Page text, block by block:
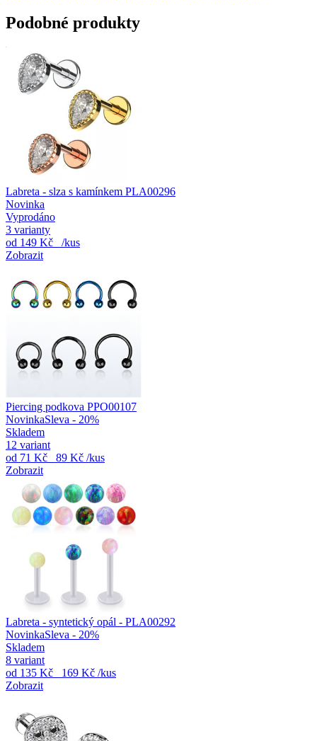
Podobné produkty
Labreta - slza s kamínkem PLA00296
Novinka
Vyprodáno
3 varianty
od 149 Kč
/kus
Zobrazit
Piercing podkova PPO00107
NovinkaSleva - 20%
Skladem
12 variant
od 71 Kč 89 Kč /kus
Zobrazit
Labreta - syntetický opál - PLA00292
NovinkaSleva - 20%
Skladem
8 variant
od 135 Kč 169 Kč /kus
Zobrazit